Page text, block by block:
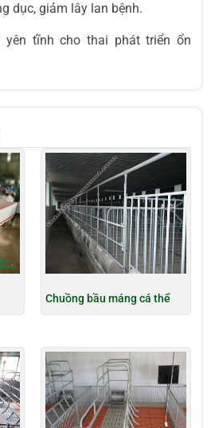
dục, giảm lây lan bệnh.
yên tĩnh cho thai phát triển ổn
Chuồng bầu máng cá thể